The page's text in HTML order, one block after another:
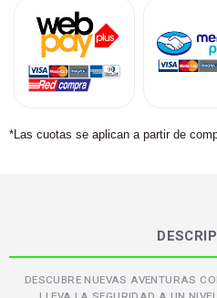
*Las cuotas se aplican a partir de
DESCUBRE NUEVAS AVENTURAS